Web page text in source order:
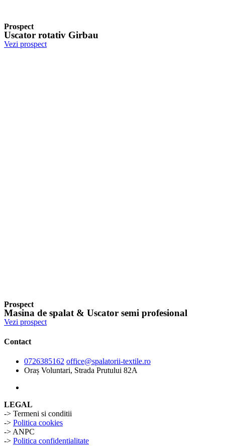
Prospect
Uscator rotativ Girbau
Vezi prospect
Prospect
Masina de spalat & Uscator semi profesional
Vezi prospect
Contact
0726385162 office@spalatorii-textile.ro
Oraș Voluntari, Strada Prutului 82A
LEGAL
-> Termeni si conditii
-> Politica cookies
-> ANPC
-> Politica confidentialitate